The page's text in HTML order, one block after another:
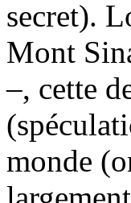
secret).
Mont
–, cette
monde